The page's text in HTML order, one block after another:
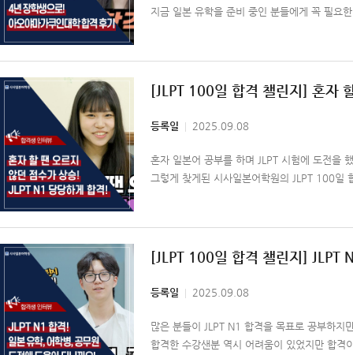
지금 일본 유학을 준비 중인 분들에게 꼭 필요
[JLPT 100일 합격 챌린지] 혼자
등록일 2025.09.08
혼자 일본어 공부를 하며 JLPT 시험에 도전을
그렇게 찾게된 시사일본어학원의 JLPT 100일
[JLPT 100일 합격 챌린지] JLPT
등록일 2025.09.08
많은 분들이 JLPT N1 합격을 목표로 공부하지
합격한 수강샌분 역시 어려움이 있었지만 합격